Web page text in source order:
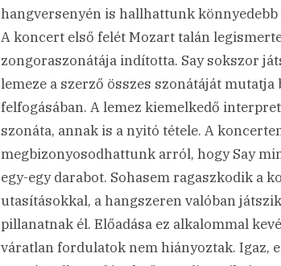
hangversenyén is hallhattunk könnyedebb
A koncert első felét Mozart talán
zongoraszonátája indította. Say sokszor
lemeze a szerző összes szonátáját mutatja
felfogásában. A lemez kiemelkedő
szonáta, annak is a nyitó tétele. A
megbizonyosodhattunk arról, hogy Say
egy-egy darabot. Sohasem ragaszkodik a
utasításokkal, a hangszeren valóban
pillanatnak él. Előadása ez alkalommal
váratlan fordulatok nem hiányoztak. Igaz,